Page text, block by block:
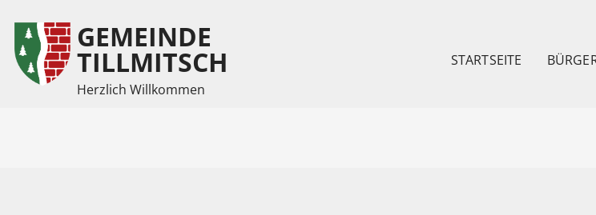
Inhalt
Accesskey
Hauptmenü
Accesskey
GEMEINDE
TILLMITSCH
Herzlich Willkommen
STARTSEITE